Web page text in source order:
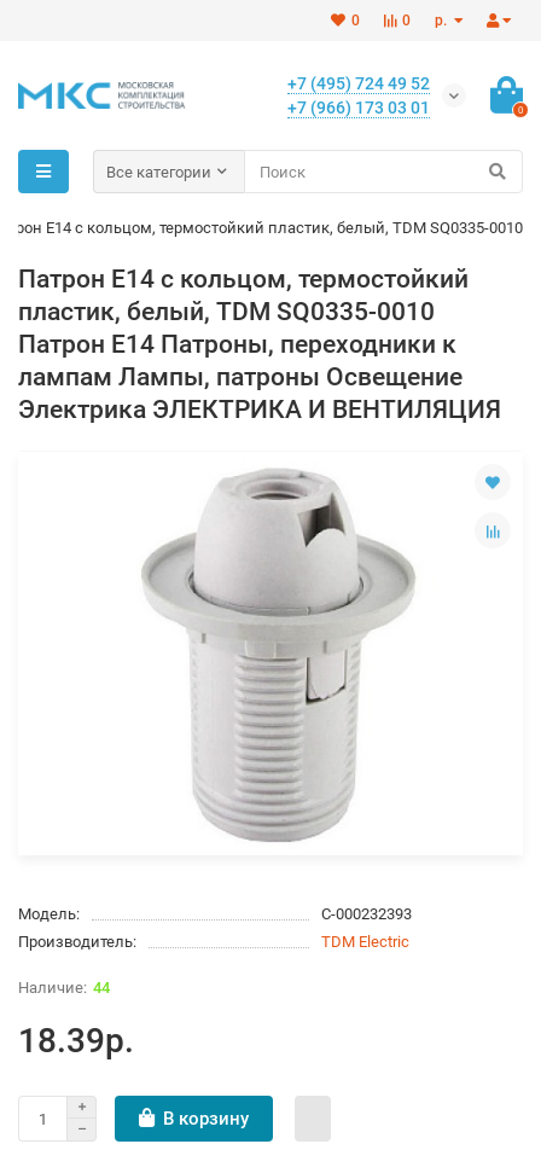
р.
0
0
+7 (495) 724 49 52
+7 (966) 173 03 01
0
Все категории
Е14 с кольцом, термостойкий пластик, белый, TDM SQ0335-0010
Патрон Е14 с кольцом, термостойкий
пластик, белый, TDM SQ0335-0010
Патрон Е14 Патроны, переходники к
лампам Лампы, патроны Освещение
Электрика ЭЛЕКТРИКА И ВЕНТИЛЯЦИЯ
Модель:
С-000232393
Производитель:
TDM Electric
44
18.39р.
В корзину